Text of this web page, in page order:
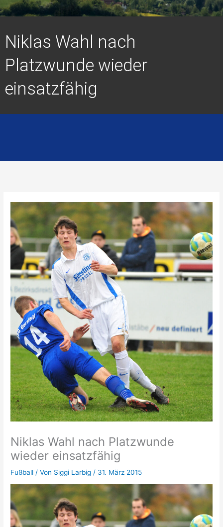
Niklas Wahl nach
Platzwunde wieder
einsatzfähig
Niklas Wahl nach Platzwunde
wieder einsatzfähig
Fußball / Von Siggi Larbig/ 31. März 2015